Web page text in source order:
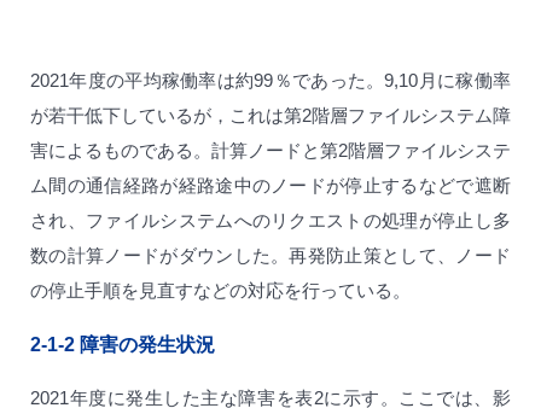
2021年度の平均稼働率は約99％であった。9,10月に稼働率
が若干低下しているが，これは第2階層ファイルシステム障
害によるものである。計算ノードと第2階層ファイルシステ
ム間の通信経路が経路途中のノードが停止するなどで遮断
され、ファイルシステムへのリクエストの処理が停止し多
数の計算ノードがダウンした。再発防止策として、ノード
の停止手順を見直すなどの対応を行っている。
2-1-2 障害の発生状況
2021年度に発生した主な障害を表2に示す。ここでは、影